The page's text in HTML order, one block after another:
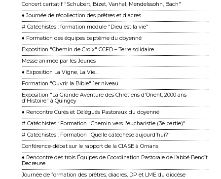
Concert caritatif "Schubert, Bizet, Vanhal, Mendelssohn, Bach"
♦ Journée de récollection des prêtres et diacres
# Catéchistes : formation module "Dieu est la vie"
♦ Formation des équipes baptême du doyenné
Exposition "Chemin de Croix" CCFD – Terre solidaire
Messe animée par les Jeunes
♦ Exposition La Vigne, La Vie...
Formation "Ouvrir la Bible" 1er niveau
Exposition "La Grande Aventure des Chrétiens d'Orient, 2000 ans
d'Histoire" à Quingey
♦ Rencontre Curés et Délégués Pastoraux du doyenné
# Catéchistes : Formation "Chemin vers l'eucharistie (3e partie)"
# Catéchistes : Formation "Quelle catéchèse aujourd'hui?"
Conférence-débat sur le rapport de la CIASE à Ornans
♦ Rencontre des trois Équipes de Coordination Pastorale de l’abbé Benoît
Decreuse
Journée de formation des prêtres, diacres, DP et LME du diocèse